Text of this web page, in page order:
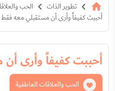
تطوير الذات
الحب
أحببت كفيفاً وأرى أن مستقبلي معه فقط
أحببت كفيفاً وأرى
الحب والعلاقات العاطفية